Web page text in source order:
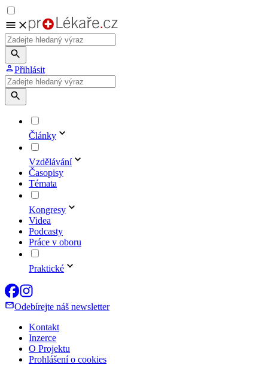
Přihlásit
Články
Vzdělávání
Časopisy
Témata
Kongresy
Videa
Podcasty
Práce v oboru
Praktické
Odebírejte náš newsletter
Kontakt
Inzerce
O Projektu
Prohlášení o cookies